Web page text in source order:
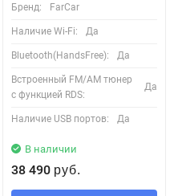
Бренд: FarCar
Наличие Wi-Fi: Да
Bluetooth(HandsFree): Да
Встроенный FM/AM тюнер
с функцией RDS:
Да
Наличие USB портов: Да
В наличии
38 490 руб.